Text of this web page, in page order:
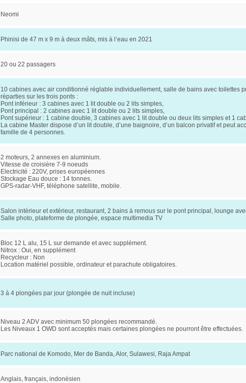
Neomi
Phinisi de 47 m x 9 m à deux mâts, mis à l’eau en 2021
20 ou 22 passagers
10 cabines avec air conditionné réglable individuellement, salle de bains avec toilettes
réparties sur les trois ponts :
Pont inférieur : 3 cabines avec 1 lit double ou 2 lits simples,
Pont principal : 2 cabines avec 1 lit double ou 2 lits simples,
Pont supérieur : 1 cabine double, 3 cabines avec 1 lit double ou deux lits simples et 1
La cabine Master dispose d’un lit double, d’une baignoire, d’un balcon privatif et peut
famille de 4 personnes.
2 moteurs, 2 annexes en aluminium.
Vitesse de croisière 7-9 noeuds
Electricité : 220V, prises européennes
Stockage Eau douce : 14 tonnes.
GPS-radar-VHF, téléphone satellite, mobile.
Salon intérieur et extérieur, restaurant, 2 bains à remous sur le pont principal, lounge
Salle photo, plateforme de plongée, espace multimedia TV
Bloc 12 L alu, 15 L sur demande et avec supplément.
Nitrox : Oui, en supplément
Recycleur : Non
Location matériel possible, ordinateur et parachute obligatoires.
3 à 4 plongées par jour (plongée de nuit incluse)
Niveau 2 ADV avec minimum 50 plongées recommandé.
Les Niveaux 1 OWD sont acceptés mais certaines plongées ne pourront être effectuées.
Parc national de Komodo, Mer de Banda, Alor, Sulawesi, Raja Ampat
Anglais, français, indonésien